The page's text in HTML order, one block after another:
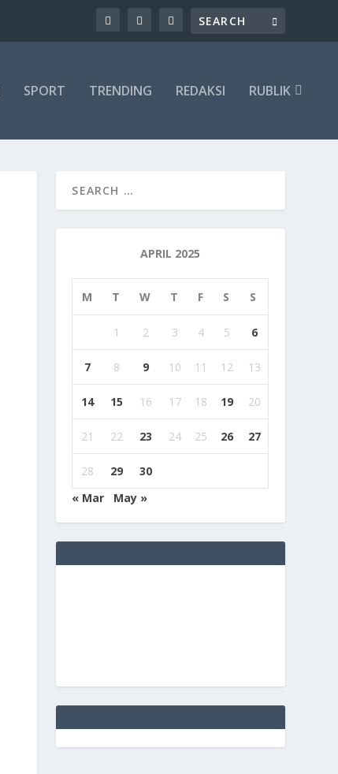
SPORT TRENDING REDAKSI RUBLIK
APRIL 2025
M T W T F S S
1 2 3 4 5 6
7 8 9 10 11 12 13
14 15 16 17 18 19 20
21 22 23 24 25 26 27
28 29
30
« Mar
May »